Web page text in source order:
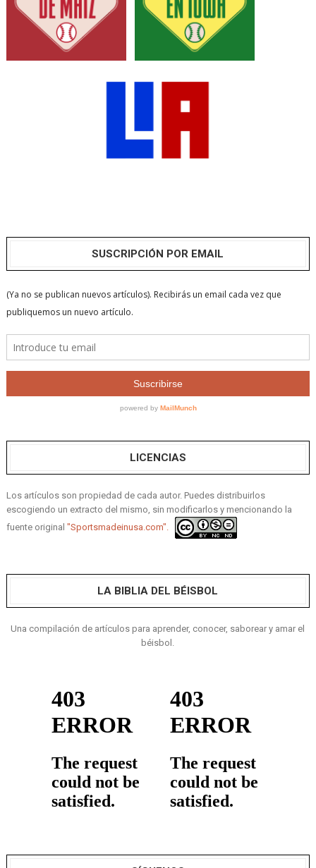
SUSCRIPCIÓN POR EMAIL
LICENCIAS
Los artículos son propiedad de cada autor. Puedes distribuirlos
escogiendo un extracto del mismo, sin modificarlos y mencionando la
fuente original "Sportsmadeinusa.com".
LA BIBLIA DEL BÉISBOL
Una compilación de artículos para aprender, conocer, saborear y amar el
béisbol.